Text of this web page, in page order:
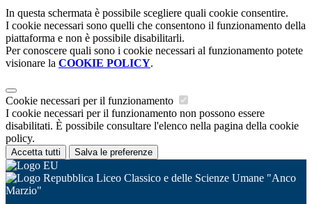
In questa schermata è possibile scegliere quali cookie consentire.
I cookie necessari sono quelli che consentono il funzionamento della
piattaforma e non è possibile disabilitarli.
Per conoscere quali sono i cookie necessari al funzionamento potete
visionare la COOKIE POLICY.
Cookie necessari per il funzionamento
I cookie necessari per il funzionamento non possono essere
disabilitati. È possibile consultare l'elenco nella pagina della cookie
policy.
Accetta tutti Salva le preferenze
Liceo Classico e delle Scienze Umane "Anco
Marzio"